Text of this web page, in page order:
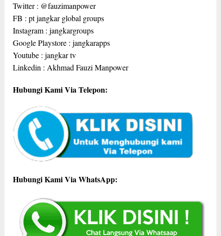
Twitter : @fauzimanpower
FB : pt jangkar global groups
Instagram : jangkargroups
Google Playstore : jangkarapps
Youtube : jangkar tv
Linkedin : Akhmad Fauzi Manpower
Hubungi Kami Via Telepon:
Hubungi Kami Via WhatsApp: